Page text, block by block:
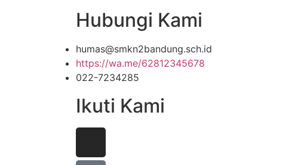
Hubungi Kami
humas@smkn2bandung.sch.id
https://wa.me/62812345678
022-7234285
Ikuti Kami